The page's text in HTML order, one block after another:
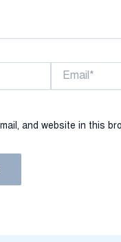
Email*
and website in this